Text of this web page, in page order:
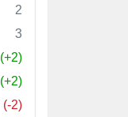
2
3
(+2)
(+2)
(-2)